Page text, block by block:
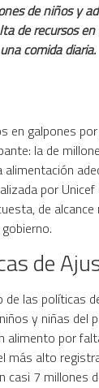
de niños y
de recursos
comida diaria.
en galpones
la de
por
de
de
las políticas
y niñas del
alimento por
más alto
casi 7 millones